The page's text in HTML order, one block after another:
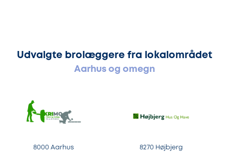
Udvalgte brolæggere fra lokalområdet
Aarhus og omegn
8000 Aarhus 8270 Højbjerg